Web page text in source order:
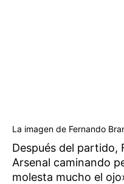
La imagen de Fernando
Después del partido,
Arsenal caminando
molesta mucho el